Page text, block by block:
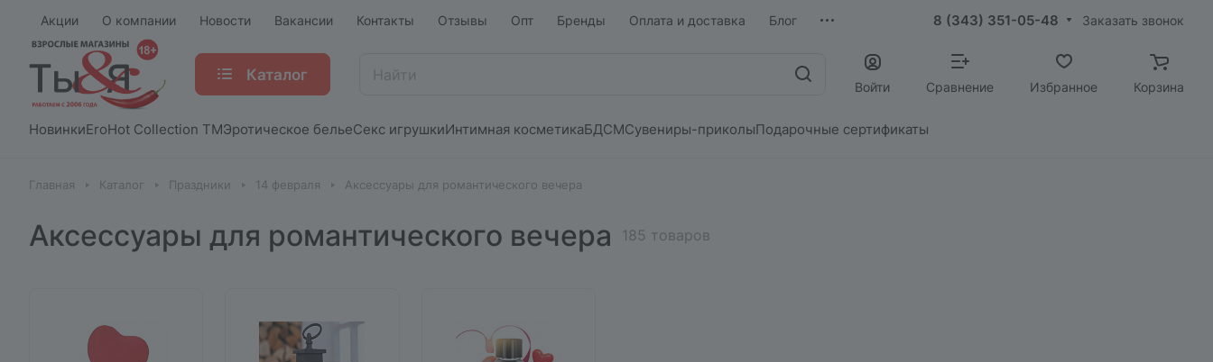
Акции О компании Новости Вакансии Контакты Отзывы Опт Бренды Оплата и доставка Блог 8 (343) 351-05-48 Заказать звонок
Каталог
Войти Сравнение Избранное Корзина
НовинкиEroHot Collection TMЭротическое бельеСекс игрушкиИнтимная косметикаБДСМСувениры-приколыПодарочные сертификаты
Главная Каталог Праздники 14 февраля Аксессуары для романтического вечера
Аксессуары для романтического вечера 185 товаров